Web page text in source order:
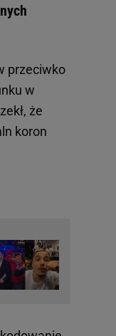
przeciwko
w
że
koron